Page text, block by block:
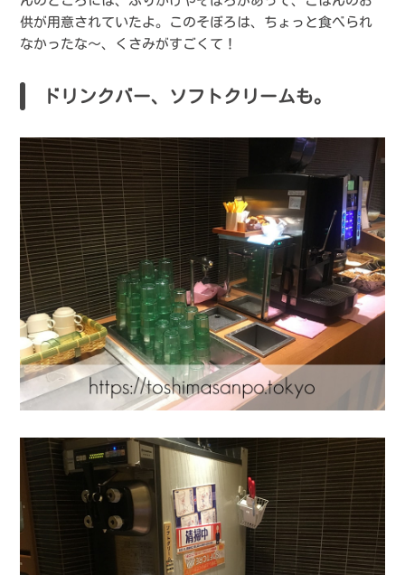
供が用意されていたよ。このそぼろは、ちょっと食べられ
なかったな〜、くさみがすごくて！
ドリンクバー、ソフトクリームも。